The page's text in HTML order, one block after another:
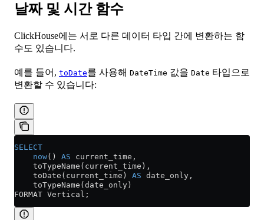
날짜 및 시간 함수
ClickHouse에는 서로 다른 데이터 타입 간에 변환하는 함
수도 있습니다.
예를 들어, toDate를 사용해 DateTime 값을 Date 타입으로
변환할 수 있습니다:
SELECT
    now
() AS current_time,
    toTypeName(current_time),
    toDate(current_time)
AS date_only,
    toTypeName(date_only)
FORMAT Vertical;